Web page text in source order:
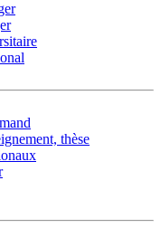
thèse